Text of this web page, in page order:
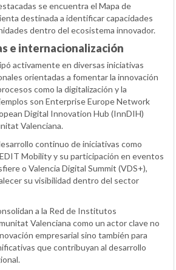
se encuentra el Mapa de
destinada a identificar capacidades
dentro del ecosistema innovador.
e internacionalización
activamente en diversas iniciativas
orientadas a fomentar la innovación
como la digitalización y la
son Enterprise Europe Network
Digital Innovation Hub (InnDIH)
Valenciana.
continuo de iniciativas como
Mobility y su participación en eventos
o Valencia Digital Summit (VDS+),
su visibilidad dentro del sector
a la Red de Institutos
Valenciana como un actor clave no
empresarial sino también para
que contribuyan al desarrollo